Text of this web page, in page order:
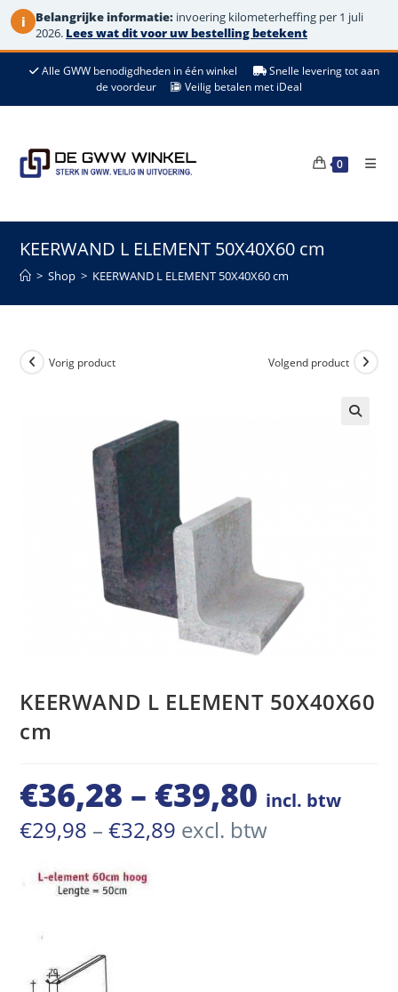
i Belangrijke informatie: invoering kilometerheffing per 1 juli
2026. Lees wat dit voor uw bestelling betekent
de
Alle GWW benodigdheden in één winkel
Snelle levering tot aan
de voordeur
Veilig betalen met iDeal
0
KEERWAND L ELEMENT 50X40X60 cm
> Shop > KEERWAND L ELEMENT 50X40X60 cm
Vorig product Volgend product
KEERWAND L ELEMENT 50X40X60
cm
€36,28 – €39,80 Prijsklasse:
incl. btw
€29,98 – €32,89 Prijsklasse:
€29,98
excl. btw